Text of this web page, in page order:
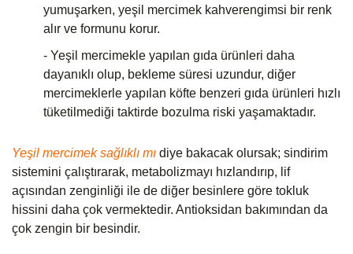
yumuşarken, yeşil mercimek kahverengimsi bir renk
alır ve formunu korur.
- Yeşil mercimekle yapılan gıda ürünleri daha
dayanıklı olup, bekleme süresi uzundur, diğer
mercimeklerle yapılan köfte benzeri gıda ürünleri hızlı
tüketilmediği taktirde bozulma riski yaşamaktadır.
Yeşil mercimek sağlıklı mı diye bakacak olursak; sindirim
sistemini çalıştırarak, metabolizmayı hızlandırıp, lif
açısından zenginliği ile de diğer besinlere göre tokluk
hissini daha çok vermektedir. Antioksidan bakımından da
çok zengin bir besindir.